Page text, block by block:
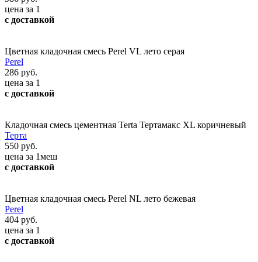
цена за 1
с доставкой
Цветная кладочная смесь Perel VL лето серая
Perel
286 руб.
цена за 1
с доставкой
Кладочная смесь цементная Terta Тертамакс XL коричневый
Терта
550 руб.
цена за 1меш
с доставкой
Цветная кладочная смесь Perel NL лето бежевая
Perel
404 руб.
цена за 1
с доставкой